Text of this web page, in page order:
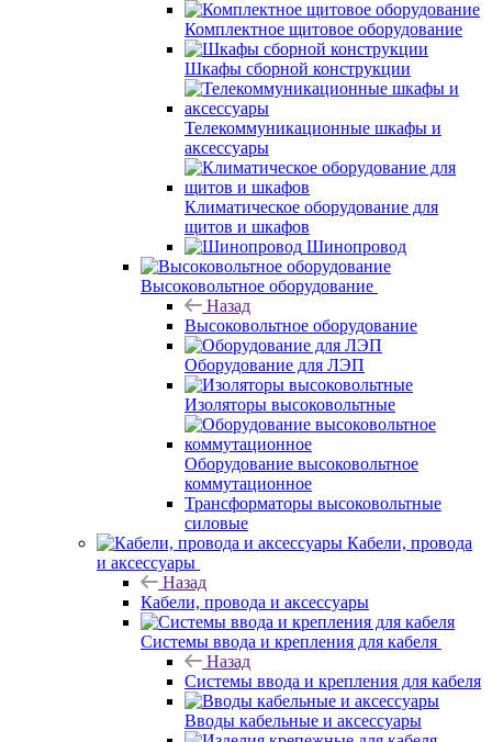
Комплектное щитовое оборудование
Шкафы сборной конструкции
Телекоммуникационные шкафы и
аксессуары
Климатическое оборудование для
щитов и шкафов
Шинопровод
Высоковольтное оборудование
Назад
Высоковольтное оборудование
Оборудование для ЛЭП
Изоляторы высоковольтные
Оборудование высоковольтное
коммутационное
Трансформаторы высоковольтные
силовые
Кабели, провода
и аксессуары
Назад
Кабели, провода и аксессуары
Системы ввода и крепления для кабеля
Назад
Системы ввода и крепления для кабеля
Вводы кабельные и аксессуары